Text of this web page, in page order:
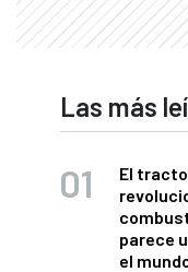
Las más
El
parece
el